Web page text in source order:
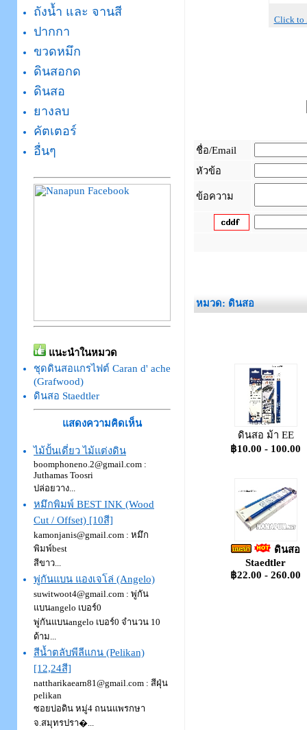
ถังน้ำ และ จานสี
ปากกา
ขวดหมึก
ดินสอกด
ดินสอ
ยางลบ
คัตเตอร์
อื่นๆ
แนะนำในหมวด
ชุดดินสอแกรไฟต์ Caran d' ache
(Grafwood)
ดินสอ Staedtler
แสดงความคิดเห็น
ไม้ปั้นเดี่ยว ไม้แต่งดิน
boomphoneno.2@gmail.com :
Juthamas Toosri
ปล่อยวาง...
หมึกพิมพ์ BEST INK (Wood
Cut / Offset) [10สี]
kamonjanis@gmail.com : หมึก
พิมพ์best
สีขาว...
พู่กันแบน แองเจโล่ (Angelo)
suwitwoot4@gmail.com : พู่กัน
แบนangelo เบอร์0
พู่กันแบนangelo เบอร์0 จำนวน 10
ด้าม...
สีน้ำตลับพีลีแกน (Pelikan)
[12,24สี]
nattharikaearn81@gmail.com : สีฝุ่น
pelikan
ซอยบ่อดิน หมู่4 ถนนแพรกษา
จ.สมุทรปรา�...
Click to
ชื่อ/Email
หัวข้อ
ข้อความ
หมวด: ดินสอ
ดินสอ ม้า EE
฿10.00 - 100.00
ดินสอ
Staedtler
฿22.00 - 260.00